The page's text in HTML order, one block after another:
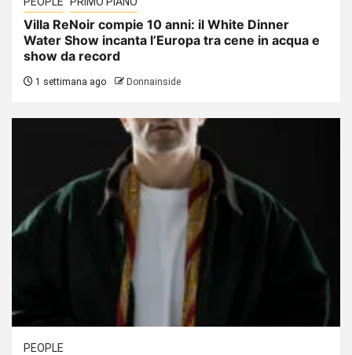
Villa ReNoir compie 10 anni: il White Dinner
Water Show incanta l’Europa tra cene in acqua e
show da record
1 settimana ago Donnainside
PEOPLE